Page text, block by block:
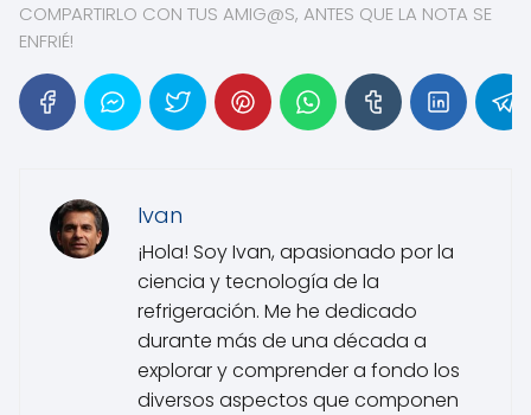
COMPARTIRLO CON TUS AMIG@S, ANTES QUE LA NOTA SE
ENFRIÉ!
Ivan
¡Hola! Soy Ivan, apasionado por la
ciencia y tecnología de la
refrigeración. Me he dedicado
durante más de una década a
explorar y comprender a fondo los
diversos aspectos que componen